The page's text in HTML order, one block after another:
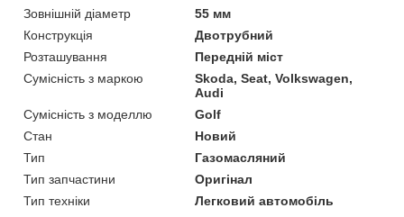
Зовнішній діаметр
55 мм
Конструкція
Двотрубний
Розташування
Передній міст
Сумісність з маркою
Skoda, Seat, Volkswagen,
Audi
Сумісність з моделлю
Golf
Стан
Новий
Тип
Газомасляний
Тип запчастини
Оригінал
Тип техніки
Легковий автомобіль